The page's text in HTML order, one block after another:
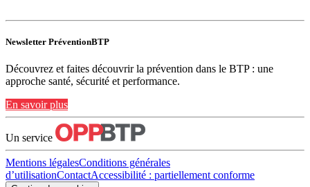
Newsletter PréventionBTP
Découvrez et faites découvrir la prévention dans le BTP : une
approche santé, sécurité et performance.
En savoir plus
Un service
Mentions légalesConditions générales
d’utilisationContactAccessibilité : partiellement conforme